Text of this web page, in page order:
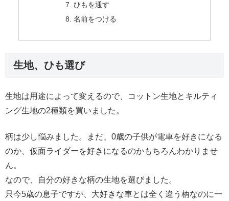
ひもを通す
名前をつける
生地、ひも選び
生地は用途によって変えるので、コットン生地とキルティ
ング生地の2種類を買いました。
柄は少し悩みました。まだ、0歳の子供が電車を好きになる
のか、仮面ライダーを好きになるのかもちろんわかりませ
ん。
なので、自分の好きな柄の生地を選びました。
只今5歳の息子ですが、大好きな車とは全く違う柄なのに一